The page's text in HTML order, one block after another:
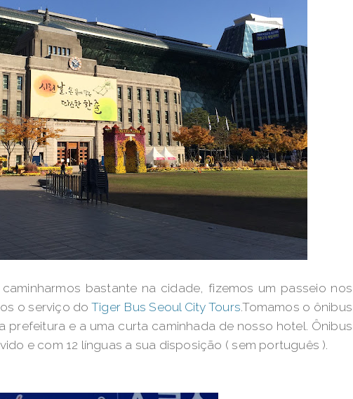
bastante na cidade, fizemos um passeio nos
o serviço do Tiger Bus Seoul City Tours.Tomamos o ônibus
prefeitura e a uma curta caminhada de nosso hotel. Ônibus
e com 12 línguas a sua disposição ( sem português ).